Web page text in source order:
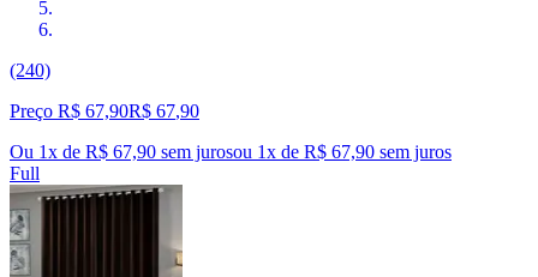
(240)
Preço R$ 67,90R$ 67,90
Ou 1x de R$ 67,90 sem jurosou 1x de R$ 67,90 sem juros
Full